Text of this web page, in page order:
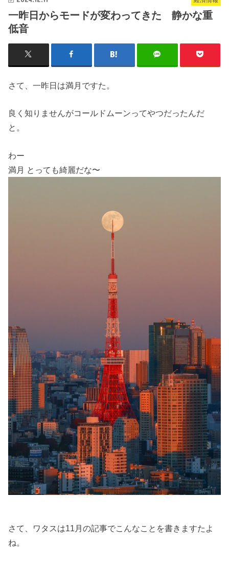
一昨日からモードが変わってきた 静かな重
低音
さて、一昨日は満月ですた。
良く知りませんがコールドムーンってやつだったんだ
と。
わー
満月 とっても綺麗だな〜
さて、ワタスは11月の記事でこんなことを書きますたよ
ね。